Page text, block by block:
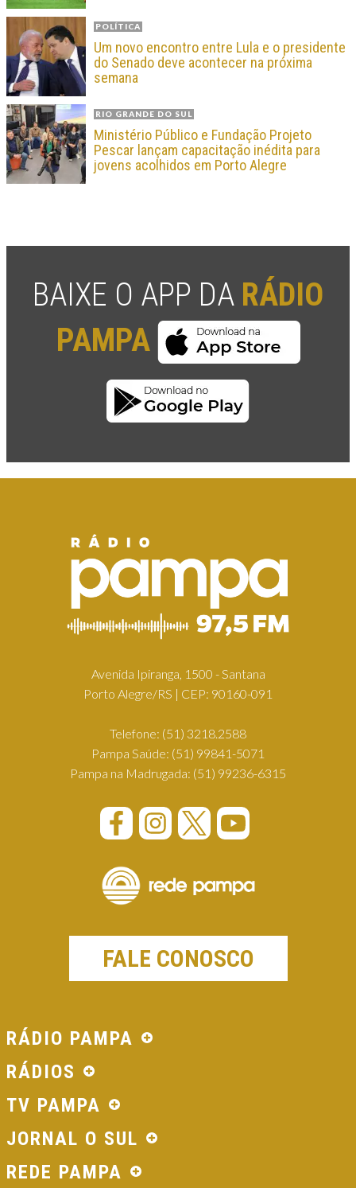
POLÍTICA
Um novo encontro entre Lula e o presidente
do Senado deve acontecer na próxima
semana
RIO GRANDE DO SUL
Ministério Público e Fundação Projeto
Pescar lançam capacitação inédita para
jovens acolhidos em Porto Alegre
BAIXE O APP DA RÁDIO
PAMPA
Avenida Ipiranga, 1500 - Santana
Porto Alegre/RS | CEP: 90160-091
Telefone: (51) 3218.2588
Pampa Saúde: (51) 99841-5071
Pampa na Madrugada: (51) 99236-6315
FALE CONOSCO
RÁDIO PAMPA
RÁDIOS
TV PAMPA
JORNAL O SUL
REDE PAMPA